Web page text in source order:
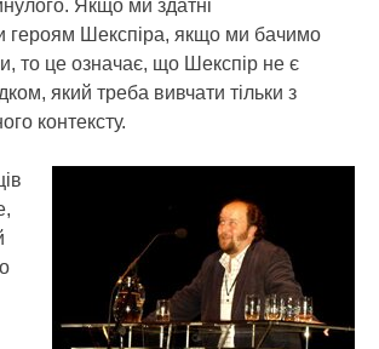
Якщо ми здатні
героям Шекспіра, якщо ми бачимо
то це означає, що Шекспір не є
який треба вивчати тільки з
контексту.